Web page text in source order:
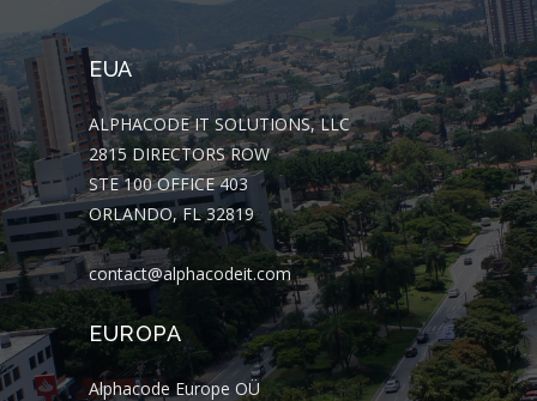
EUA
ALPHACODE IT SOLUTIONS, LLC
2815 DIRECTORS ROW
STE 100 OFFICE 403
ORLANDO, FL 32819
contact@alphacodeit.com
EUROPA
Alphacode Europe OÜ